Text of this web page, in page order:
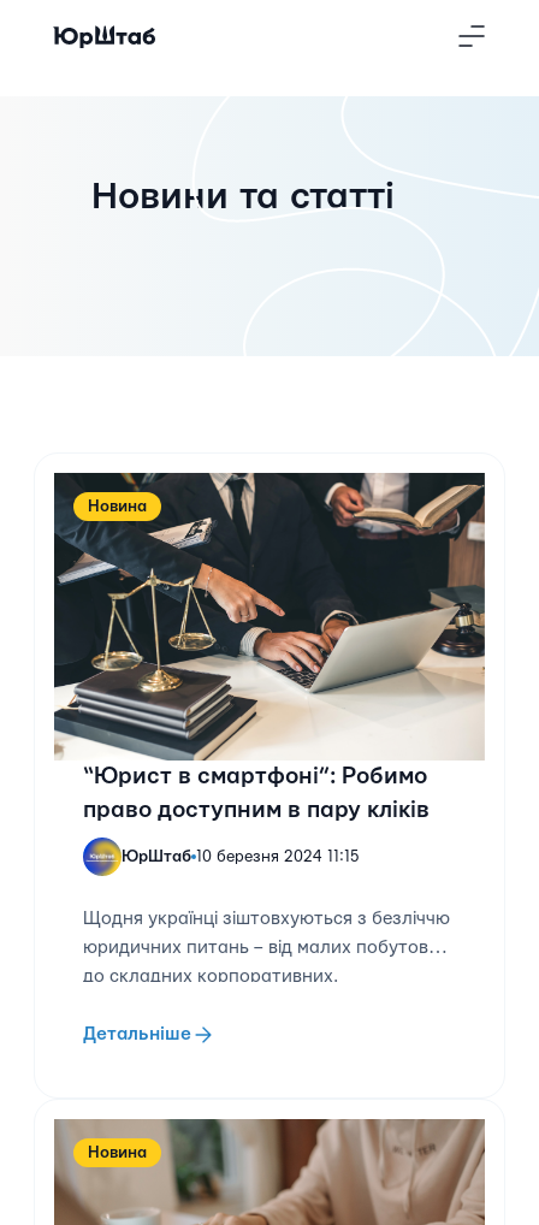
Новини та статті
Новина
“Юрист в смартфоні”: Робимо
право доступним в пару кліків
ЮрШтаб 10 березня 2024 11:15
Щодня українці зіштовхуються з безліччю
юридичних питань – від малих побутових
до складних корпоративних.
Детальніше
Новина